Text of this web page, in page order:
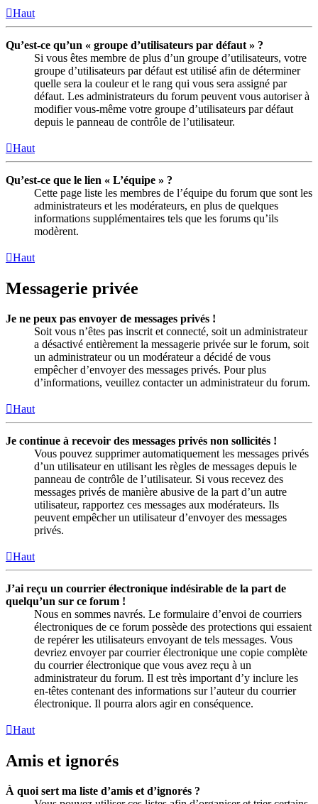
Haut
Qu’est-ce qu’un « groupe d’utilisateurs par défaut » ?
Si vous êtes membre de plus d’un groupe d’utilisateurs, votre
groupe d’utilisateurs par défaut est utilisé afin de déterminer
quelle sera la couleur et le rang qui vous sera assigné par
défaut. Les administrateurs du forum peuvent vous autoriser à
modifier vous-même votre groupe d’utilisateurs par défaut
depuis le panneau de contrôle de l’utilisateur.
Haut
Qu’est-ce que le lien « L’équipe » ?
Cette page liste les membres de l’équipe du forum que sont les
administrateurs et les modérateurs, en plus de quelques
informations supplémentaires tels que les forums qu’ils
modèrent.
Haut
Messagerie privée
Je ne peux pas envoyer de messages privés !
Soit vous n’êtes pas inscrit et connecté, soit un administrateur
a désactivé entièrement la messagerie privée sur le forum, soit
un administrateur ou un modérateur a décidé de vous
empêcher d’envoyer des messages privés. Pour plus
d’informations, veuillez contacter un administrateur du forum.
Haut
Je continue à recevoir des messages privés non sollicités !
Vous pouvez supprimer automatiquement les messages privés
d’un utilisateur en utilisant les règles de messages depuis le
panneau de contrôle de l’utilisateur. Si vous recevez des
messages privés de manière abusive de la part d’un autre
utilisateur, rapportez ces messages aux modérateurs. Ils
peuvent empêcher un utilisateur d’envoyer des messages
privés.
Haut
J’ai reçu un courrier électronique indésirable de la part de
quelqu’un sur ce forum !
Nous en sommes navrés. Le formulaire d’envoi de courriers
électroniques de ce forum possède des protections qui essaient
de repérer les utilisateurs envoyant de tels messages. Vous
devriez envoyer par courrier électronique une copie complète
du courrier électronique que vous avez reçu à un
administrateur du forum. Il est très important d’y inclure les
en-têtes contenant des informations sur l’auteur du courrier
électronique. Il pourra alors agir en conséquence.
Haut
Amis et ignorés
À quoi sert ma liste d’amis et d’ignorés ?